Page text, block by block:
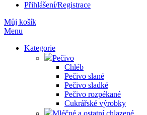
Přihlášení/Registrace
Můj košík
Menu
Kategorie
Pečivo
Chléb
Pečivo slané
Pečivo sladké
Pečivo rozpékané
Cukrářské výrobky
Mléčné a ostatní chlazené